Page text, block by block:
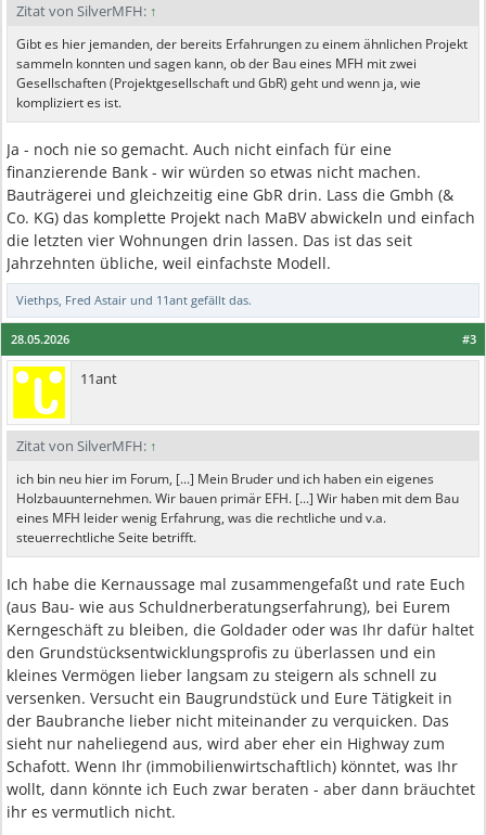
Zitat von SilverMFH: ↑
Gibt es hier jemanden, der bereits Erfahrungen zu einem ähnlichen Projekt
sammeln konnten und sagen kann, ob der Bau eines MFH mit zwei
Gesellschaften (Projektgesellschaft und GbR) geht und wenn ja, wie
kompliziert es ist.
Ja - noch nie so gemacht. Auch nicht einfach für eine
finanzierende Bank - wir würden so etwas nicht machen.
Bauträgerei und gleichzeitig eine GbR drin. Lass die Gmbh (&
Co. KG) das komplette Projekt nach MaBV abwickeln und einfach
die letzten vier Wohnungen drin lassen. Das ist das seit
Jahrzehnten übliche, weil einfachste Modell.
Viethps, Fred Astair und 11ant gefällt das.
#3
28.05.2026
11ant
Zitat von SilverMFH: ↑
ich bin neu hier im Forum, [...] Mein Bruder und ich haben ein eigenes
Holzbauunternehmen. Wir bauen primär EFH. [...] Wir haben mit dem Bau
eines MFH leider wenig Erfahrung, was die rechtliche und v.a.
steuerrechtliche Seite betrifft.
Ich habe die Kernaussage mal zusammengefaßt und rate Euch
(aus Bau- wie aus Schuldnerberatungserfahrung), bei Eurem
Kerngeschäft zu bleiben, die Goldader oder was Ihr dafür haltet
den Grundstücksentwicklungsprofis zu überlassen und ein
kleines Vermögen lieber langsam zu steigern als schnell zu
versenken. Versucht ein Baugrundstück und Eure Tätigkeit in
der Baubranche lieber nicht miteinander zu verquicken. Das
sieht nur naheliegend aus, wird aber eher ein Highway zum
Schafott. Wenn Ihr (immobilienwirtschaftlich) könntet, was Ihr
wollt, dann könnte ich Euch zwar beraten - aber dann bräuchtet
ihr es vermutlich nicht.